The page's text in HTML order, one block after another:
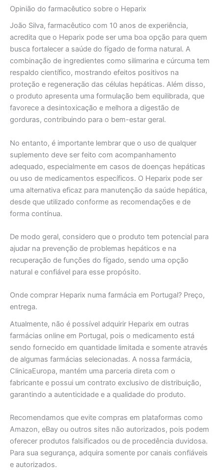
Opinião do farmacêutico sobre o Heparix
João Silva, farmacêutico com 10 anos de experiência,
acredita que o Heparix pode ser uma boa opção para quem
busca fortalecer a saúde do fígado de forma natural. A
combinação de ingredientes como silimarina e cúrcuma tem
respaldo científico, mostrando efeitos positivos na
proteção e regeneração das células hepáticas. Além disso,
o produto apresenta uma formulação bem equilibrada, que
favorece a desintoxicação e melhora a digestão de
gorduras, contribuindo para o bem-estar geral.
No entanto, é importante lembrar que o uso de qualquer
suplemento deve ser feito com acompanhamento
adequado, especialmente em casos de doenças hepáticas
ou uso de medicamentos específicos. O Heparix pode ser
uma alternativa eficaz para manutenção da saúde hepática,
desde que utilizado conforme as recomendações e de
forma contínua.
De modo geral, considero que o produto tem potencial para
ajudar na prevenção de problemas hepáticos e na
recuperação de funções do fígado, sendo uma opção
natural e confiável para esse propósito.
Onde comprar Heparix numa farmácia em Portugal? Preço,
entrega.
Atualmente, não é possível adquirir Heparix em outras
farmácias online em Portugal, pois o medicamento está
sendo fornecido em quantidade limitada e somente através
de algumas farmácias selecionadas. A nossa farmácia,
ClinicaEuropa, mantém uma parceria direta com o
fabricante e possui um contrato exclusivo de distribuição,
garantindo a autenticidade e a qualidade do produto.
Recomendamos que evite compras em plataformas como
Amazon, eBay ou outros sites não autorizados, pois podem
oferecer produtos falsificados ou de procedência duvidosa.
Para sua segurança, adquira somente por canais confiáveis
e autorizados.